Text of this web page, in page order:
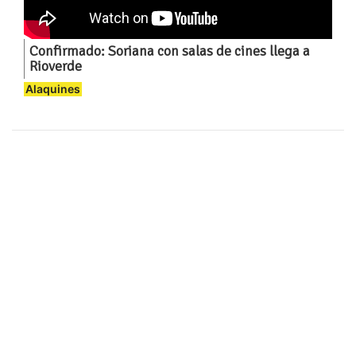
Confirmado: Soriana con salas de cines llega a
Rioverde
Alaquines